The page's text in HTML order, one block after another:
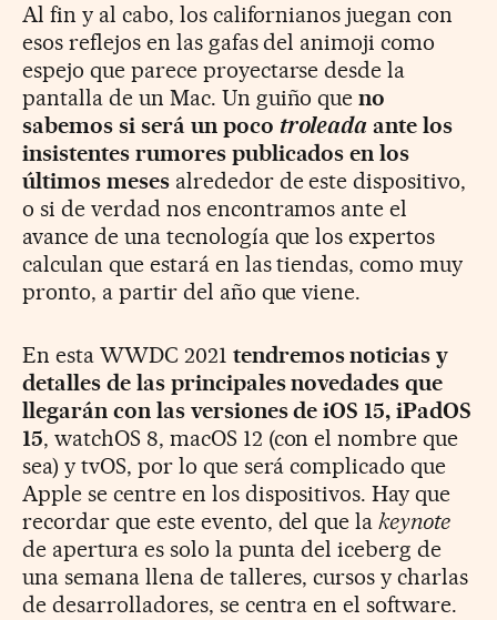
Al fin y al cabo, los californianos juegan con
esos reflejos en las gafas del animoji como
espejo que parece proyectarse desde la
pantalla de un Mac. Un guiño queno
sabemos si será un poco troleada ante los
insistentes rumores publicados en los
últimos mesesalrededor de este dispositivo,
o si de verdad nos encontramos ante el
avance de una tecnología que los expertos
calculan que estará en las tiendas, como muy
pronto, a partir del año que viene.
En esta WWDC 2021 tendremos noticias y
detalles de las principales novedades que
llegarán con las versiones de iOS 15, iPadOS
15, watchOS 8, macOS 12 (con el nombre que
sea) y tvOS, por lo que será complicado que
Apple se centre en los dispositivos. Hay que
recordar que este evento, del que lakeynote
de apertura es solo la punta del iceberg de
una semana llena de talleres, cursos y charlas
de desarrolladores, se centra en el software.